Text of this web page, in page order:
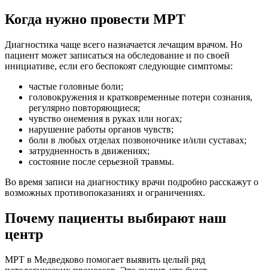
Когда нужно провести МРТ
Диагностика чаще всего назначается лечащим врачом. Но
пациент может записаться на обследование и по своей
инициативе, если его беспокоят следующие симптомы:
частые головные боли;
головокружения и кратковременные потери сознания,
регулярно повторяющиеся;
чувство онемения в руках или ногах;
нарушение работы органов чувств;
боли в любых отделах позвоночнике и/или суставах;
затрудненность в движениях;
состояние после серьезной травмы.
Во время записи на диагностику врачи подробно расскажут о
возможных противопоказаниях и ограничениях.
Почему пациенты выбирают наш
центр
МРТ в Медведково помогает выявить целый ряд